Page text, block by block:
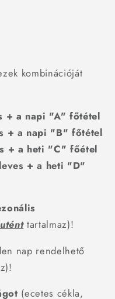
kombinációját
+ a napi "A" főtétel
+ a napi "B" főtétel
+ a heti "C" főétel
+ a heti "D"
tartalmaz)!
nap rendelhető
(ecetes cékla,